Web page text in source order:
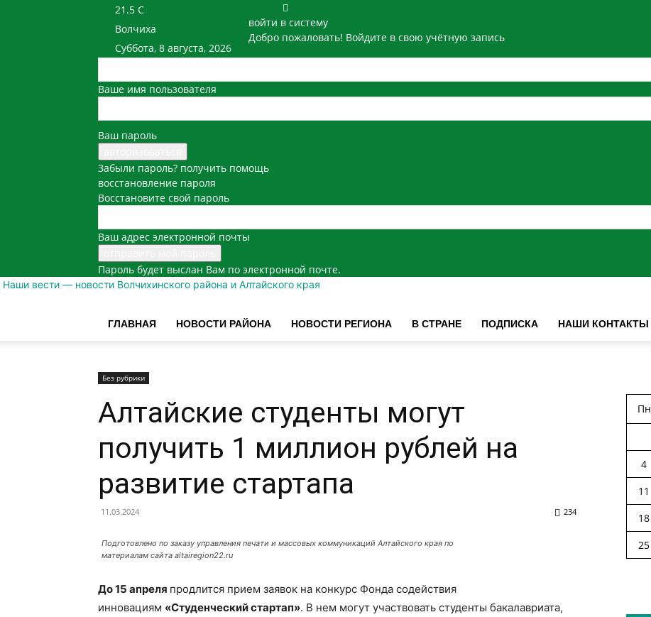
21.5 C
Волчиха
Суббота, 8 августа, 2026
войти в систему
Добро пожаловать! Войдите в свою учётную запись
Ваше имя пользователя
Ваш пароль
Забыли пароль? получить помощь
восстановление пароля
Восстановите свой пароль
Ваш адрес электронной почты
Пароль будет выслан Вам по электронной почте.
Наши вести — новости Волчихинского района и Алтайского края
ГЛАВНАЯ НОВОСТИ РАЙОНА НОВОСТИ РЕГИОНА В СТРАНЕ ПОДПИСКА НАШИ КОНТАКТЫ
Без рубрики
Алтайские студенты могут
получить 1 миллион рублей на
развитие стартапа
11.03.2024 234
Подготовлено по заказу управления печати и массовых коммуникаций Алтайского края по
материалам сайта altairegion22.ru
До 15 апреля продлится прием заявок на конкурс Фонда содействия
инновациям «Студенческий стартап». В нем могут участвовать студенты бакалавриата,
Пн
4
11
18
25